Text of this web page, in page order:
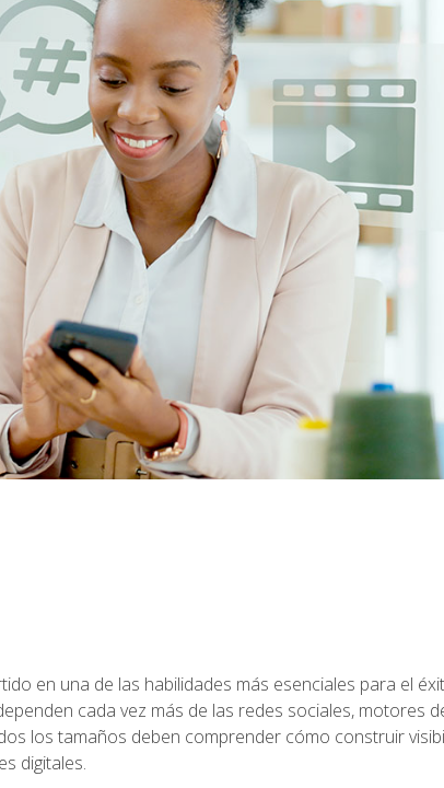
en una de las habilidades más esenciales para el
cada vez más de las redes sociales, motores
los tamaños deben comprender cómo construir
digitales.